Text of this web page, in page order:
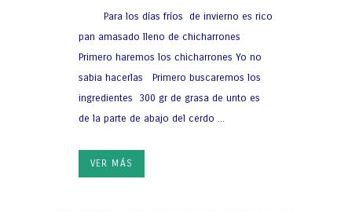
Para los días fríos de invierno es rico
pan amasado lleno de chicharrones
Primero haremos los chicharrones Yo no
sabia hacerlas Primero buscaremos los
ingredientes 300 gr de grasa de unto es
de la parte de abajo del cerdo ...
VER MÁS